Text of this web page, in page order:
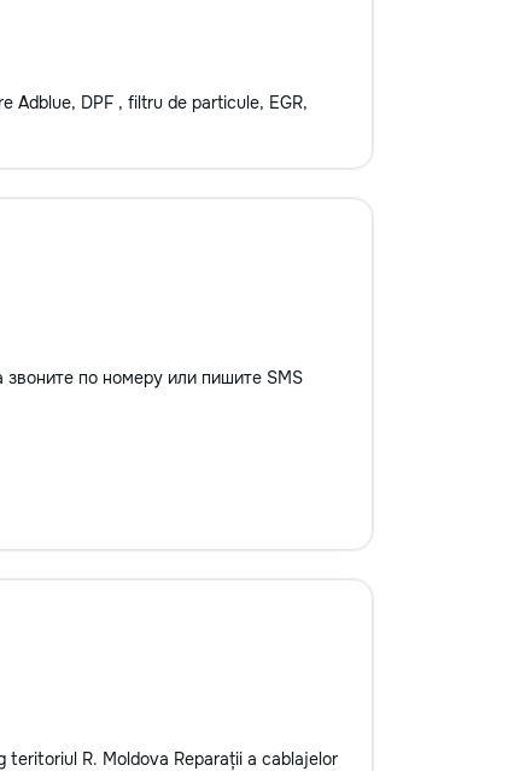
Adblue, DPF , filtru de particule, EGR,
звоните по номеру или пишите SMS
R. Moldova Reparații a cablajelor